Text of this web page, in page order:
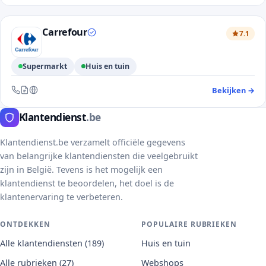
Carrefour 7.1
Supermarkt Huis en tuin
Bereikbaar via telefoon, contactformulier en website Bekijken →
Klantendienst.be
Klantendienst.be verzamelt officiële gegevens
van belangrijke klantendiensten die veelgebruikt
zijn in België. Tevens is het mogelijk een
klantendienst te beoordelen, het doel is de
klantenervaring te verbeteren.
ONTDEKKEN
Alle klantendiensten (189)
Alle rubrieken (27)
POPULAIRE RUBRIEKEN
Huis en tuin
Webshops